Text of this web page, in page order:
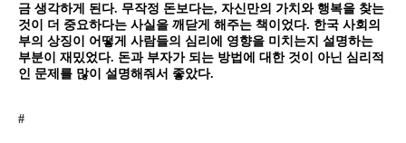
금 생각하게 된다. 무작정 돈보다는, 자신만의 가치와 행복을 찾는
것이 더 중요하다는 사실을 깨닫게 해주는 책이었다. 한국 사회의
부의 상징이 어떻게 사람들의 심리에 영향을 미치는지 설명하는
부분이 재밌었다. 돈과 부자가 되는 방법에 대한 것이 아닌 심리적
인 문제를 많이 설명해줘서 좋았다.
#